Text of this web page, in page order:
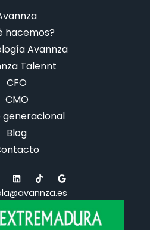
hacemos?
Avannza
Talennt
CFO
CMO
generacional
Blog